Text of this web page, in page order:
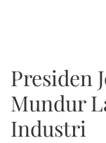
Presiden
Mundur
Industri